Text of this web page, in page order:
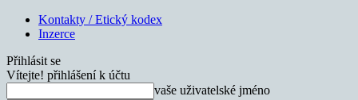
Kontakty / Etický kodex
Inzerce
Přihlásit se
Vítejte! přihlášení k účtu
vaše uživatelské jméno